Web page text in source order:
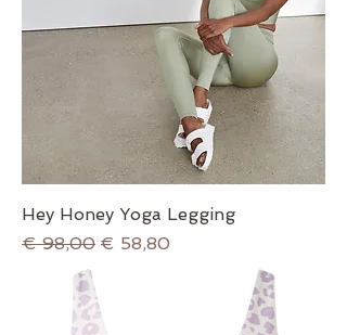
Hey Honey Yoga Legging
Normale prijs
€ 98,00 Verkoopprijs
€ 58,80